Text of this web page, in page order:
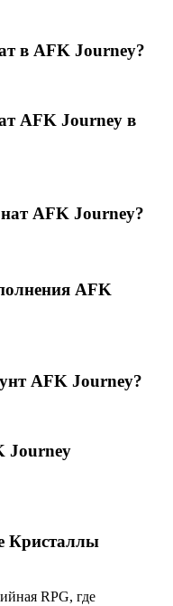
в AFK Journey?
AFK Journey в
AFK Journey?
AFK
AFK Journey?
Journey
Кристаллы
RPG, где